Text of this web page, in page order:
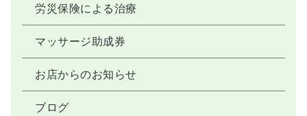
労災保険による治療
マッサージ助成券
お店からのお知らせ
ブログ